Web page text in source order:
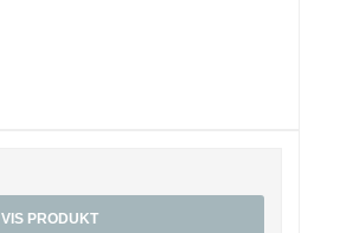
VIS PRODUKT